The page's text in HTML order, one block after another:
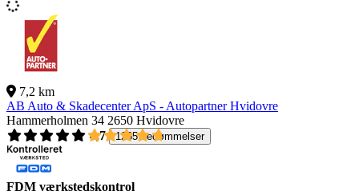
7,2 km
AB Auto & Skadecenter ApS - Autopartner Hvidovre
Hammerholmen 34 2650 Hvidovre
4,7
1265 bedømmelser
FDM værkstedskontrol